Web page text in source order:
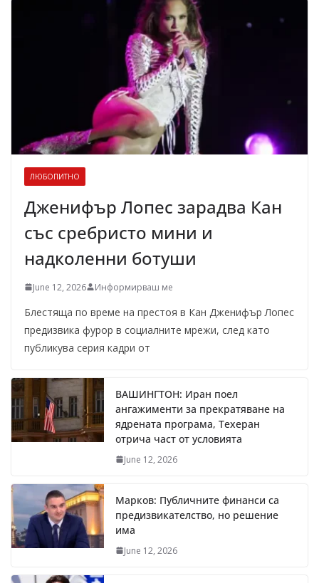
ЛЮБОПИТНО
Дженифър Лопес зарадва Кан
със сребристо мини и
надколенни ботуши
June 12, 2026 Информирваш ме
Блестяща по време на престоя в Кан Дженифър Лопес
предизвика фурор в социалните мрежи, след като
публикува серия кадри от
ВАШИНГТОН: Иран поел
ангажименти за прекратяване на
ядрената програма, Техеран
отрича част от условията
June 12, 2026
Марков: Публичните финанси са
предизвикателство, но решение
има
June 12, 2026